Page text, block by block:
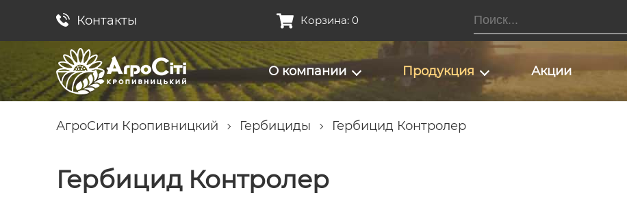
Контакты Корзина: 0
О компании Продукция Акции
АгроСити Кропивницкий Гербициды Гербицид Контролер
Гербицид Контролер